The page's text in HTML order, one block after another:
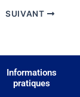
SUIVANT
Informations
pratiques